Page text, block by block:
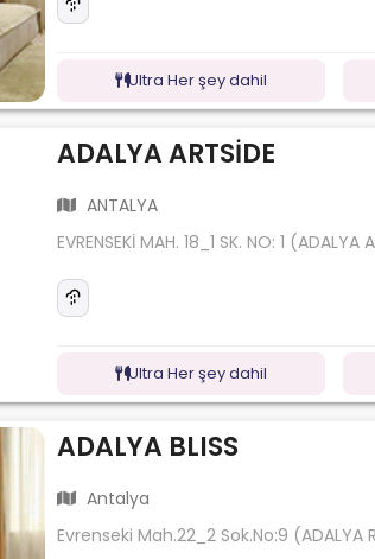
Ultra Her şey dahil
ADALYA ARTSİDE
ANTALYA
EVRENSEKİ MAH. 18_1 SK. NO: 1 (ADALYA
Ultra Her şey dahil
ADALYA BLISS
Antalya
Evrenseki Mah.22_2 Sok.No:9 (ADALYA